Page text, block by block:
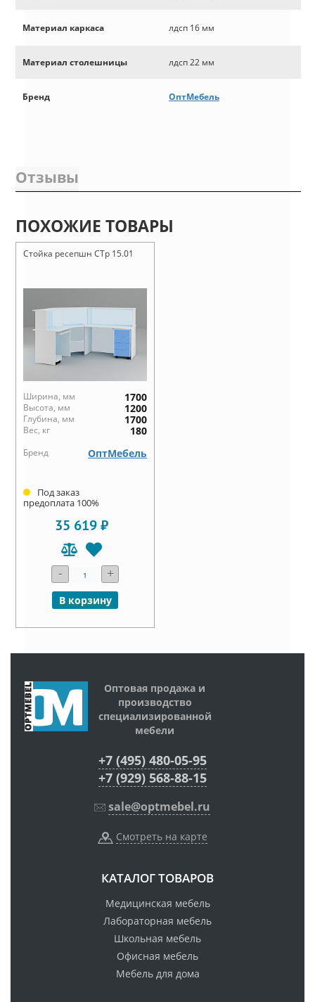
Материал каркаса лдсп 16 мм
Материал столешницы лдсп 22 мм
Бренд ОптМебель
Отзывы
ПОХОЖИЕ ТОВАРЫ
Стойка ресепшн СТр 15.01
Ширина, мм 1700
Высота, мм 1200
Глубина, мм 1700
Вес, кг 180
Бренд ОптМебель
Под заказ
предоплата 100%
35 619 ₽
- +
В корзину
Оптовая продажа и
производство
специализированной
мебели
+7 (495) 480-05-95
+7 (929) 568-88-15
sale@optmebel.ru
Смотреть на карте
КАТАЛОГ ТОВАРОВ
Медицинская мебель
Лабораторная мебель
Школьная мебель
Офисная мебель
Мебель для дома